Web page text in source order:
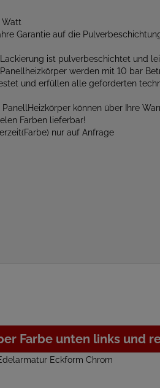
Watt
Garantie auf die
Lackierung ist pulverbeschichtet und
Panellheizkörper werden mit 10 bar
und erfüllen alle geforderten
PanellHeizkörper können über Ihre
Farben lieferbar!
nur auf Anfrage
Farbe unten links und